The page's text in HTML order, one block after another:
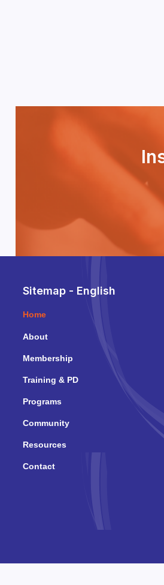
Sitemap - English
Home
About
Membership
Training & PD
Programs
Community
Resources
Contact